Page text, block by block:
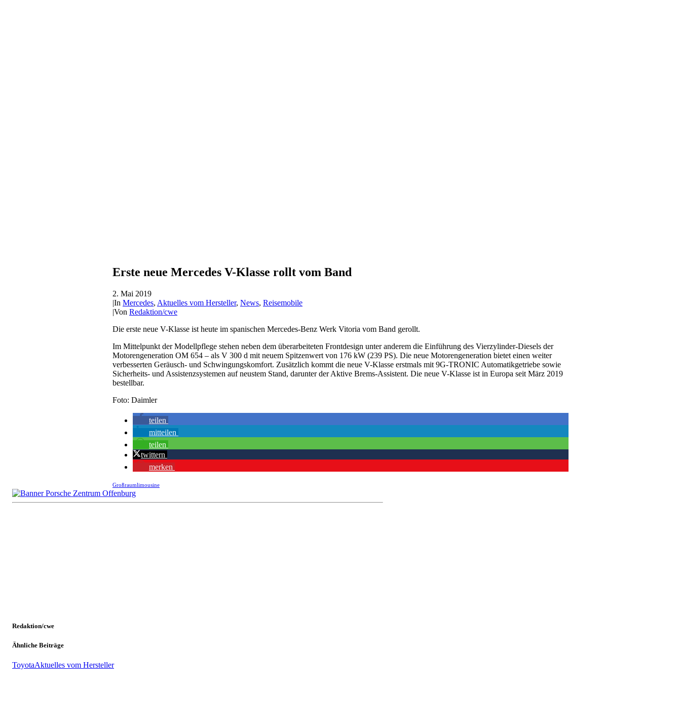
Erste neue Mercedes V-Klasse rollt vom Band
2. Mai 2019
|In Mercedes, Aktuelles vom Hersteller, News, Reisemobile
|Von Redaktion/cwe
Die erste neue V-Klasse ist heute im spanischen Mercedes-Benz Werk Vitoria vom Band gerollt.
Im Mittelpunkt der Modellpflege stehen neben dem überarbeiteten Frontdesign unter anderem die Einführung des Vierzylinder-Diesels der
Motorengeneration OM 654 – als V 300 d mit neuem Spitzenwert von 176 kW (239 PS). Die neue Motorengeneration bietet einen weiter
verbesserten Geräusch- und Schwingungskomfort. Zusätzlich kommt die neue V-Klasse erstmals mit 9G-TRONIC Automatikgetriebe sowie
Sicherheits- und Assistenzsystemen auf neustem Stand, darunter der Aktive Brems-Assistent. Die neue V-Klasse ist in Europa seit März 2019
bestellbar.
Foto: Daimler
teilen
mitteilen
teilen
twittern
merken
Großraumlimousine
Redaktion/cwe
Ähnliche Beiträge
ToyotaAktuelles vom Hersteller